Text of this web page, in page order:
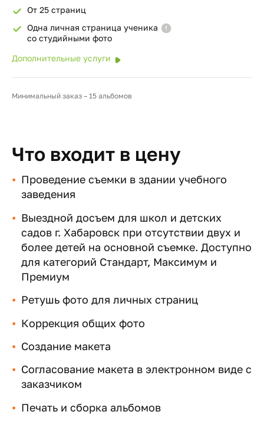
От 25 страниц
Одна личная страница ученика
со студийными фото
Дополнительные услуги
Минимальный заказ – 15 альбомов
Что входит в цену
Проведение съемки в здании учебного
заведения
Выездной досъем для школ и детских
садов г. Хабаровск при отсутствии двух и
более детей на основной съемке. Доступно
для категорий Стандарт, Максимум и
Премиум
Ретушь фото для личных страниц
Коррекция общих фото
Создание макета
Согласование макета в электронном виде с
заказчиком
Печать и сборка альбомов